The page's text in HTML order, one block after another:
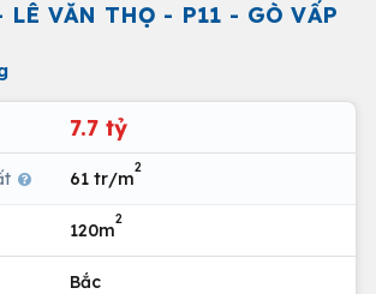
LÊ VĂN THỌ - P11 - GÒ VẤP
7.7 tỷ
61 tr/m
2
120m
2
Bắc